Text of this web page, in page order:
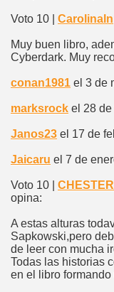
Voto 10 | Carolinaln
Muy buen libro,
Cyberdark. Muy
conan1981 el 3 de
marksrock el 28
Janos23 el 17 de
Jaicaru el 7 de
Voto 10 |
opina:
A estas alturas
Sapkowski,pero
de leer con mucha
Todas las historias
en el libro